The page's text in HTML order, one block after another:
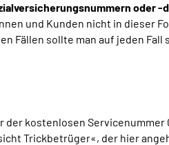
oder
und Kunden nicht in dieser
Fällen sollte man auf jeden Fall
kostenlosen
Trickbetrüger«, der hier